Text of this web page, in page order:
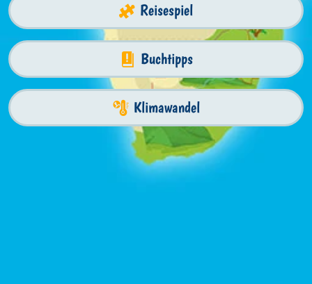
Reisespiel
Buchtipps
Klimawandel